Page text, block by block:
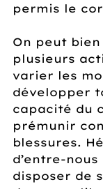
permis le
On peut
plusieurs
varier les
développer
capacité du
prémunir
blessures.
d’entre-
disposer de